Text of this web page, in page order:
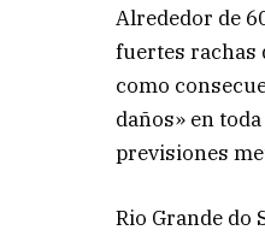
Alrededor de
fuertes rachas
como
daños» en
previsiones
Rio Grande do